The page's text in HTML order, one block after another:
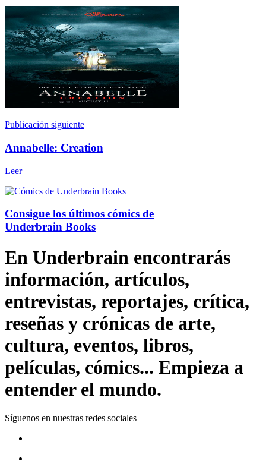
Publicación siguiente
Annabelle: Creation
Leer
Consigue los últimos cómics de
Underbrain Books
En Underbrain encontrarás
información, artículos,
entrevistas, reportajes, crítica,
reseñas y crónicas de arte,
cultura, eventos, libros,
películas, cómics... Empieza a
entender el mundo.
Síguenos en nuestras redes sociales